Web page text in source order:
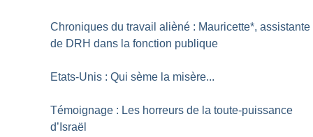
Chroniques du travail alièné : Mauricette*, assistante
de DRH dans la fonction publique
Etats-Unis : Qui sème la misère...
Témoignage : Les horreurs de la toute-puissance
d’Israël